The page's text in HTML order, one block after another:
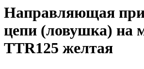
Направляющая
цепи (ловушка) на
TTR125 желтая